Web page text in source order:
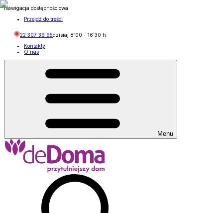
Nawigacja dostępnościowa
Przejdź do treści
22 307 39 95dzisiaj 8:00 - 16:30 h
Kontakty
O nas
Menu